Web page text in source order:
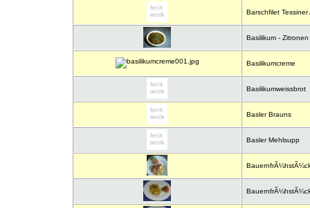
Barschfilet Tessiner
Basilikum -
Basilikumcreme
Basilikumweissbrot
Basler Brauns
Basler Mehlsupp